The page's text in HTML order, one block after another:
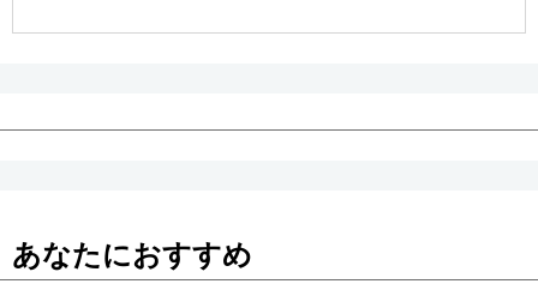
あなたにおすすめ